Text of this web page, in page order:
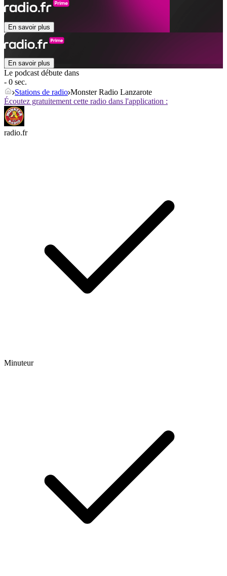
En savoir plus
En savoir plus
Le podcast débute dans
- 0 sec.
Stations de radio Monster Radio Lanzarote
Écoutez gratuitement cette radio dans l'application :
radio.fr
Minuteur